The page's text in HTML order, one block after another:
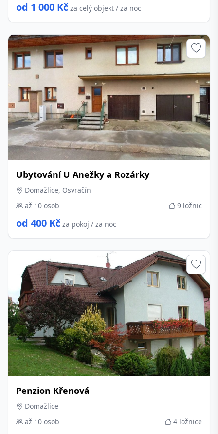
od 1 000 Kč za celý objekt / za noc
Ubytování U Anežky a Rozárky
Domažlice, Osvračín
až 10 osob
9 ložnic
od 400 Kč za pokoj / za noc
Penzion Křenová
Domažlice
až 10 osob
4 ložnice